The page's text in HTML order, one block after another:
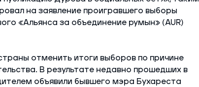
на заявление проигравшего выборы
«Альянса за объединение румын» (AUR)
отменить итоги выборов по причине
В результате недавно прошедших в
объявили бывшего мэра Бухареста